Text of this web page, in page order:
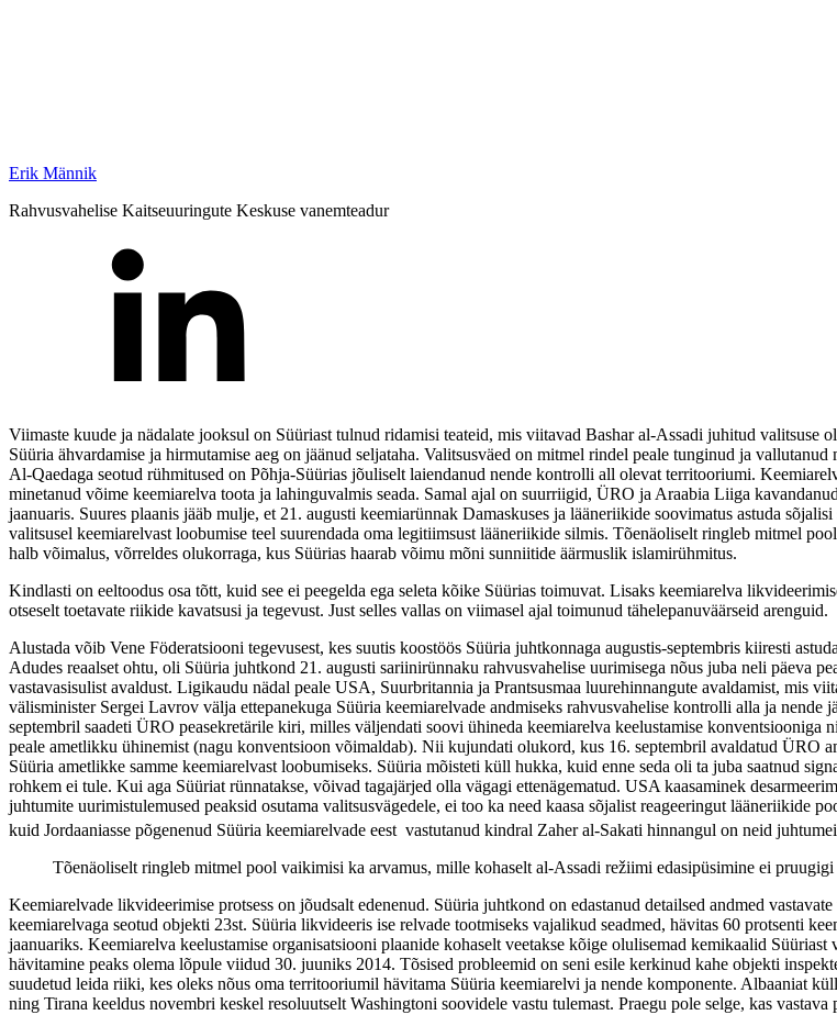
Erik Männik
Rahvusvahelise Kaitseuuringute Keskuse vanemteadur
Viimaste kuude ja nädalate jooksul on Süüriast tulnud ridamisi teateid, mis viitavad Bashar al-Assadi juhitud
Süüria ähvardamise ja hirmutamise aeg on jäänud seljataha. Valitsusväed on mitmel rindel peale tunginud ja
Al-Qaedaga seotud rühmitused on Põhja-Süürias jõuliselt laiendanud nende kontrolli all olevat territooriumi.
minetanud võime keemiarelva toota ja lahinguvalmis seada. Samal ajal on suurriigid, ÜRO ja Araabia Liiga
jaanuaris. Suures plaanis jääb mulje, et 21. augusti keemiarünnak Damaskuses ja lääneriikide soovimatus astuda
valitsusel keemiarelvast loobumise teel suurendada oma legitiimsust lääneriikide silmis. Tõenäoliselt ringleb mitmel
halb võimalus, võrreldes olukorraga, kus Süürias haarab võimu mõni sunniitide äärmuslik islamirühmitus.
Kindlasti on eeltoodus osa tõtt, kuid see ei peegelda ega seleta kõike Süürias toimuvat. Lisaks keemiarelva
otseselt toetavate riikide kavatsusi ja tegevust. Just selles vallas on viimasel ajal toimunud tähelepanuväärseid arenguid.
Alustada võib Vene Föderatsiooni tegevusest, kes suutis koostöös Süüria juhtkonnaga augustis-septembris kiiresti
Adudes reaalset ohtu, oli Süüria juhtkond 21. augusti sariinirünnaku rahvusvahelise uurimisega nõus juba neli päeva
vastavasisulist avaldust. Ligikaudu nädal peale USA, Suurbritannia ja Prantsusmaa luurehinnangute avaldamist, mis
välisminister Sergei Lavrov välja ettepanekuga Süüria keemiarelvade andmiseks rahvusvahelise kontrolli alla ja
septembril saadeti ÜRO peasekretärile kiri, milles väljendati soovi ühineda keemiarelva keelustamise konventsiooniga
peale ametlikku ühinemist (nagu konventsioon võimaldab). Nii kujundati olukord, kus 16. septembril avaldatud ÜRO
Süüria ametlikke samme keemiarelvast loobumiseks. Süüria mõisteti küll hukka, kuid enne seda oli ta juba saatnud
rohkem ei tule. Kui aga Süüriat rünnatakse, võivad tagajärjed olla vägagi ettenägematud. USA kaasaminek
juhtumite uurimistulemused peaksid osutama valitsusvägedele, ei too ka need kaasa sõjalist reageeringut lääneriikide
kuid Jordaaniasse põgenenud Süüria keemiarelvade eest vastutanud kindral Zaher al-Sakati hinnangul on neid
Tõenäoliselt ringleb mitmel pool vaikimisi ka arvamus, mille kohaselt al-Assadi režiimi edasipüsimine ei
Keemiarelvade likvideerimise protsess on jõudsalt edenenud. Süüria juhtkond on edastanud detailsed andmed
keemiarelvaga seotud objekti 23st. Süüria likvideeris ise relvade tootmiseks vajalikud seadmed, hävitas 60 protsenti
jaanuariks. Keemiarelva keelustamise organisatsiooni plaanide kohaselt veetakse kõige olulisemad kemikaalid
hävitamine peaks olema lõpule viidud 30. juuniks 2014. Tõsised probleemid on seni esile kerkinud kahe objekti
suudetud leida riiki, kes oleks nõus oma territooriumil hävitama Süüria keemiarelvi ja nende komponente. Albaaniat
ning Tirana keeldus novembri keskel resoluutselt Washingtoni soovidele vastu tulemast. Praegu pole selge, kas